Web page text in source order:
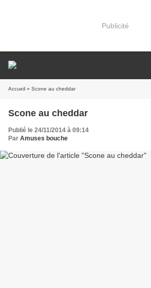
Publicité
Accueil » Scone au cheddar
Scone au cheddar
Publié le 24/11/2014 à 09:14
Par Amuses bouche